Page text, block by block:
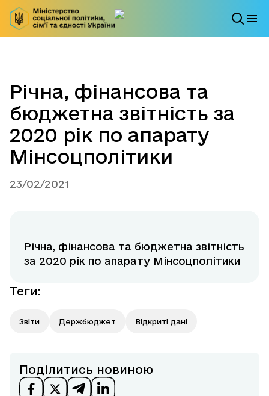
Річна, фінансова та
бюджетна звітність за
2020 рік по апарату
Мінсоцполітики
23/02/2021
Річна, фінансова та бюджетна звітність
за 2020 рік по апарату Мінсоцполітики
Теги:
Звіти Держбюджет Відкриті дані
Поділитись новиною